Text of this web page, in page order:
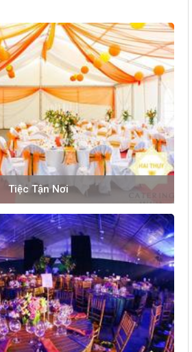
Tiệc Tận Nơi